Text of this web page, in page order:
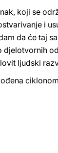
koji se
i
da će taj
djelotvornih
ljudski